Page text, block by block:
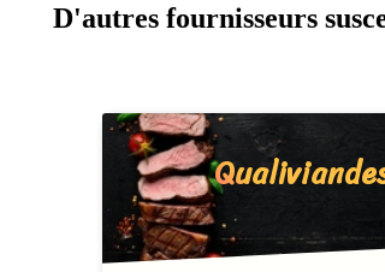
D'autres fournisseurs